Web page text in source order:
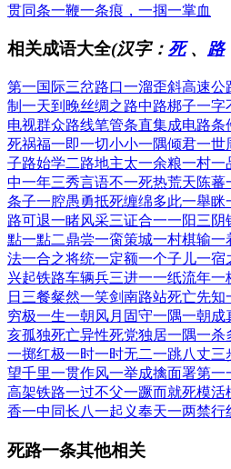
贯同条一鞭一条痕，一掴一掌血
相关成语大全(汉字： 死、 路
第一国际三岔路口一溜歪斜高速公
制 一天到晚丝绸之路中路梆子一字
电视群众路线笔管条直集成电路条
死祸福一即一切小小一隅倾君一世
子路始学二路地主太一余粮一村一
中一年三秀言语不一死热荒天陈蕃
条子一腔愚勇抵死缠绵多此一舉眯
路可退一睹风采三证合一一阳三阴
點一點二鼎尝一脔策城一村棋输一
法一合之将统一定额一个子儿一宿
兴起铁路车辆兵三进一一纸流年一
日三餐粲然一笑剑南路站死亡先知
穷极一生一朝风月 固守一隅一朝成
亥孤独死亡异性死党独居一隅一杀
一掷红极一时一时无二一跳八丈三
望千里一贯作风一举成擒面署第一
高架铁路一过不父一蹶而就死模活
香一中同长八一起义奉天一两禁行
死路一条其他相关